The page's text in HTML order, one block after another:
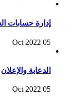
إدارة حسابات
05 Oct 2022
الدعاية والإعلان
05 Oct 2022